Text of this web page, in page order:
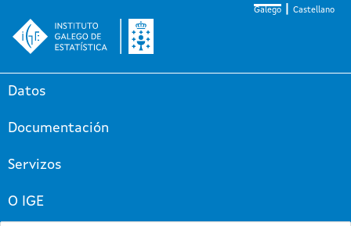
Galego Castellano
Datos
Documentación
Servizos
O IGE